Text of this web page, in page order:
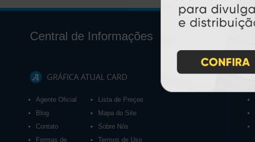
Central de Informações
GRÁFICA ATUAL CARD
Agente Oficial
Blog
Contato
Formas de
Lista de Preços
Mapa do Site
Sobre Nós
Termos de Uso